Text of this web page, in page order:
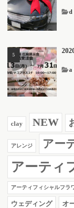
d
a
clay NEW
アレンジ アー
アーティ
アーティフィシャルフラ
ウェディング オ